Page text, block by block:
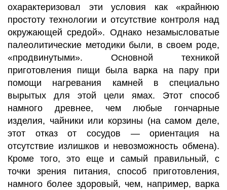
охарактеризовал эти условия как «крайнюю
простоту технологии и отсутствие контроля над
окружающей средой». Однако незамысловатые
палеолитические методики были, в своем роде,
«продвинутыми». Основной техникой
приготовления пищи была варка на пару при
помощи нагревания камней в специально
вырытых для этой цели ямах. Этот способ
намного древнее, чем любые гончарные
изделия, чайники или корзины (на самом деле,
этот отказ от сосудов — ориентация на
отсутствие излишков и невозможность обмена).
Кроме того, это еще и самый правильный, с
точки зрения питания, способ приготовления,
намного более здоровый, чем, например, варка